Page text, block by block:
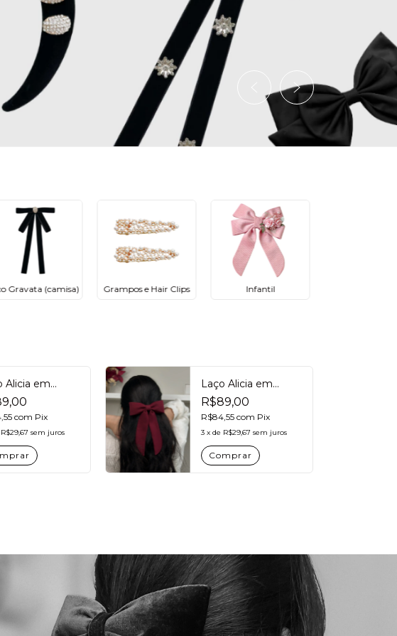
Gravata (camisa) Grampos e Hair Clips Infantil
Alicia em
Crepe com
- Amarelo
com Pix
R$29,67 sem juros
Laço Alicia em
tecido Crepe com
pontas - Bordô
R$89,00
R$84,55 com Pix
3 x de R$29,67 sem juros